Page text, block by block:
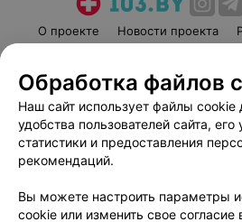
О проекте Новости проекта
Пользовательское соглашение
Вакансии
Написать
Обработка
Обработка файлов
Наш сайт использует файлы cookie
удобства пользователей сайта,
статистики и предоставления
рекомендаций.
Вы можете настроить параметры
cookie или изменить свое